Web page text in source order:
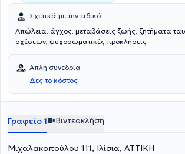
Σχετικά με την ειδικό
Απώλεια, άγχος, μεταβάσεις ζωής, ζητήματα
σχέσεων, ψυχοσωματικές προκλήσεις
Απλή συνεδρία
Δες το κόστος
Γραφείο 1 Βιντεοκλήση
Μιχαλακοπούλου 111, Ιλίσια, ΑΤΤΙΚΗ